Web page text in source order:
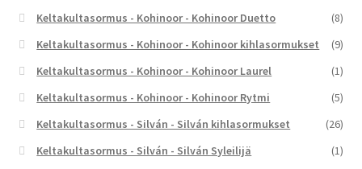
Keltakultasormus - Kohinoor - Kohinoor Duetto
(8)
Keltakultasormus - Kohinoor - Kohinoor kihlasormukset
(9)
Keltakultasormus - Kohinoor - Kohinoor Laurel
(1)
Keltakultasormus - Kohinoor - Kohinoor Rytmi
(5)
Keltakultasormus - Silván - Silván kihlasormukset
(26)
Keltakultasormus - Silván - Silván Syleilijä
(1)